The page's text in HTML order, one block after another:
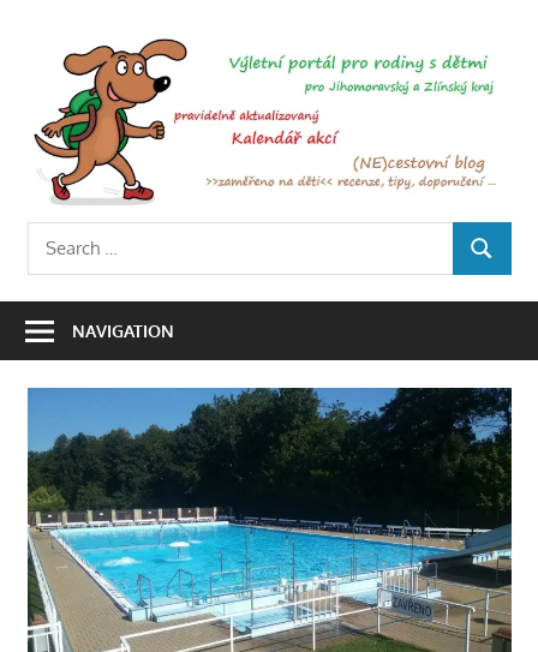
Výletní
portál
rodiny
dětmi
Jihomoravském
a
Zlínském
kraji
|
kalendář
akcí
Search
SEARCH
NAVIGATION